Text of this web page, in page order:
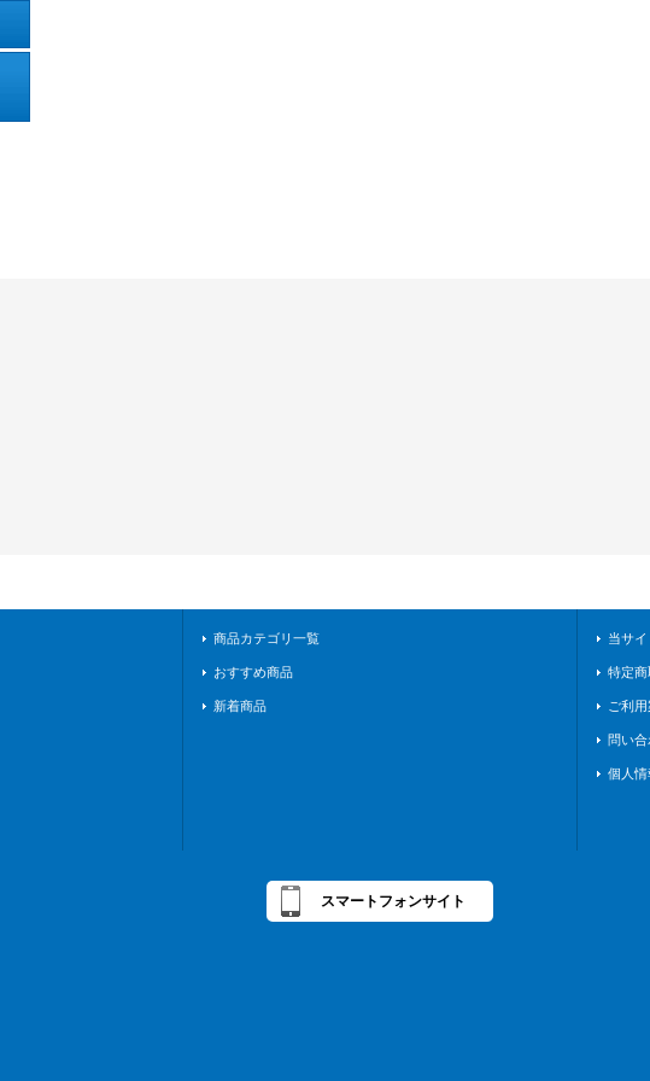
商品カテゴリ一覧
おすすめ商品
新着商品
当サ
特定
ご利
問い合
個人
スマートフォンサイト